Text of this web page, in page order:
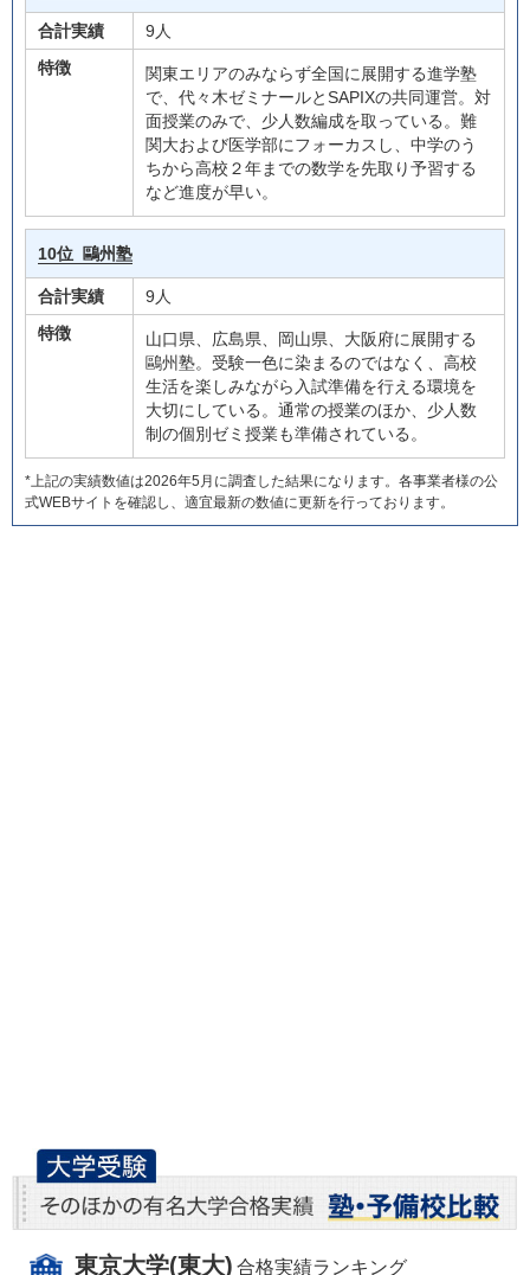
合計実績
9人
特徴
関東エリアのみならず全国に展開する進学塾
で、代々木ゼミナールとSAPIXの共同運営。対
面授業のみで、少人数編成を取っている。難
関大および医学部にフォーカスし、中学のう
ちから高校２年までの数学を先取り予習する
など進度が早い。
10位 鷗州塾
合計実績
9人
特徴
山口県、広島県、岡山県、大阪府に展開する
鷗州塾。受験一色に染まるのではなく、高校
生活を楽しみながら入試準備を行える環境を
大切にしている。通常の授業のほか、少人数
制の個別ゼミ授業も準備されている。
*上記の実績数値は2026年5月に調査した結果になります。各事業者様の公
式WEBサイトを確認し、適宜最新の数値に更新を行っております。
東京大学(東大) 合格実績ランキング